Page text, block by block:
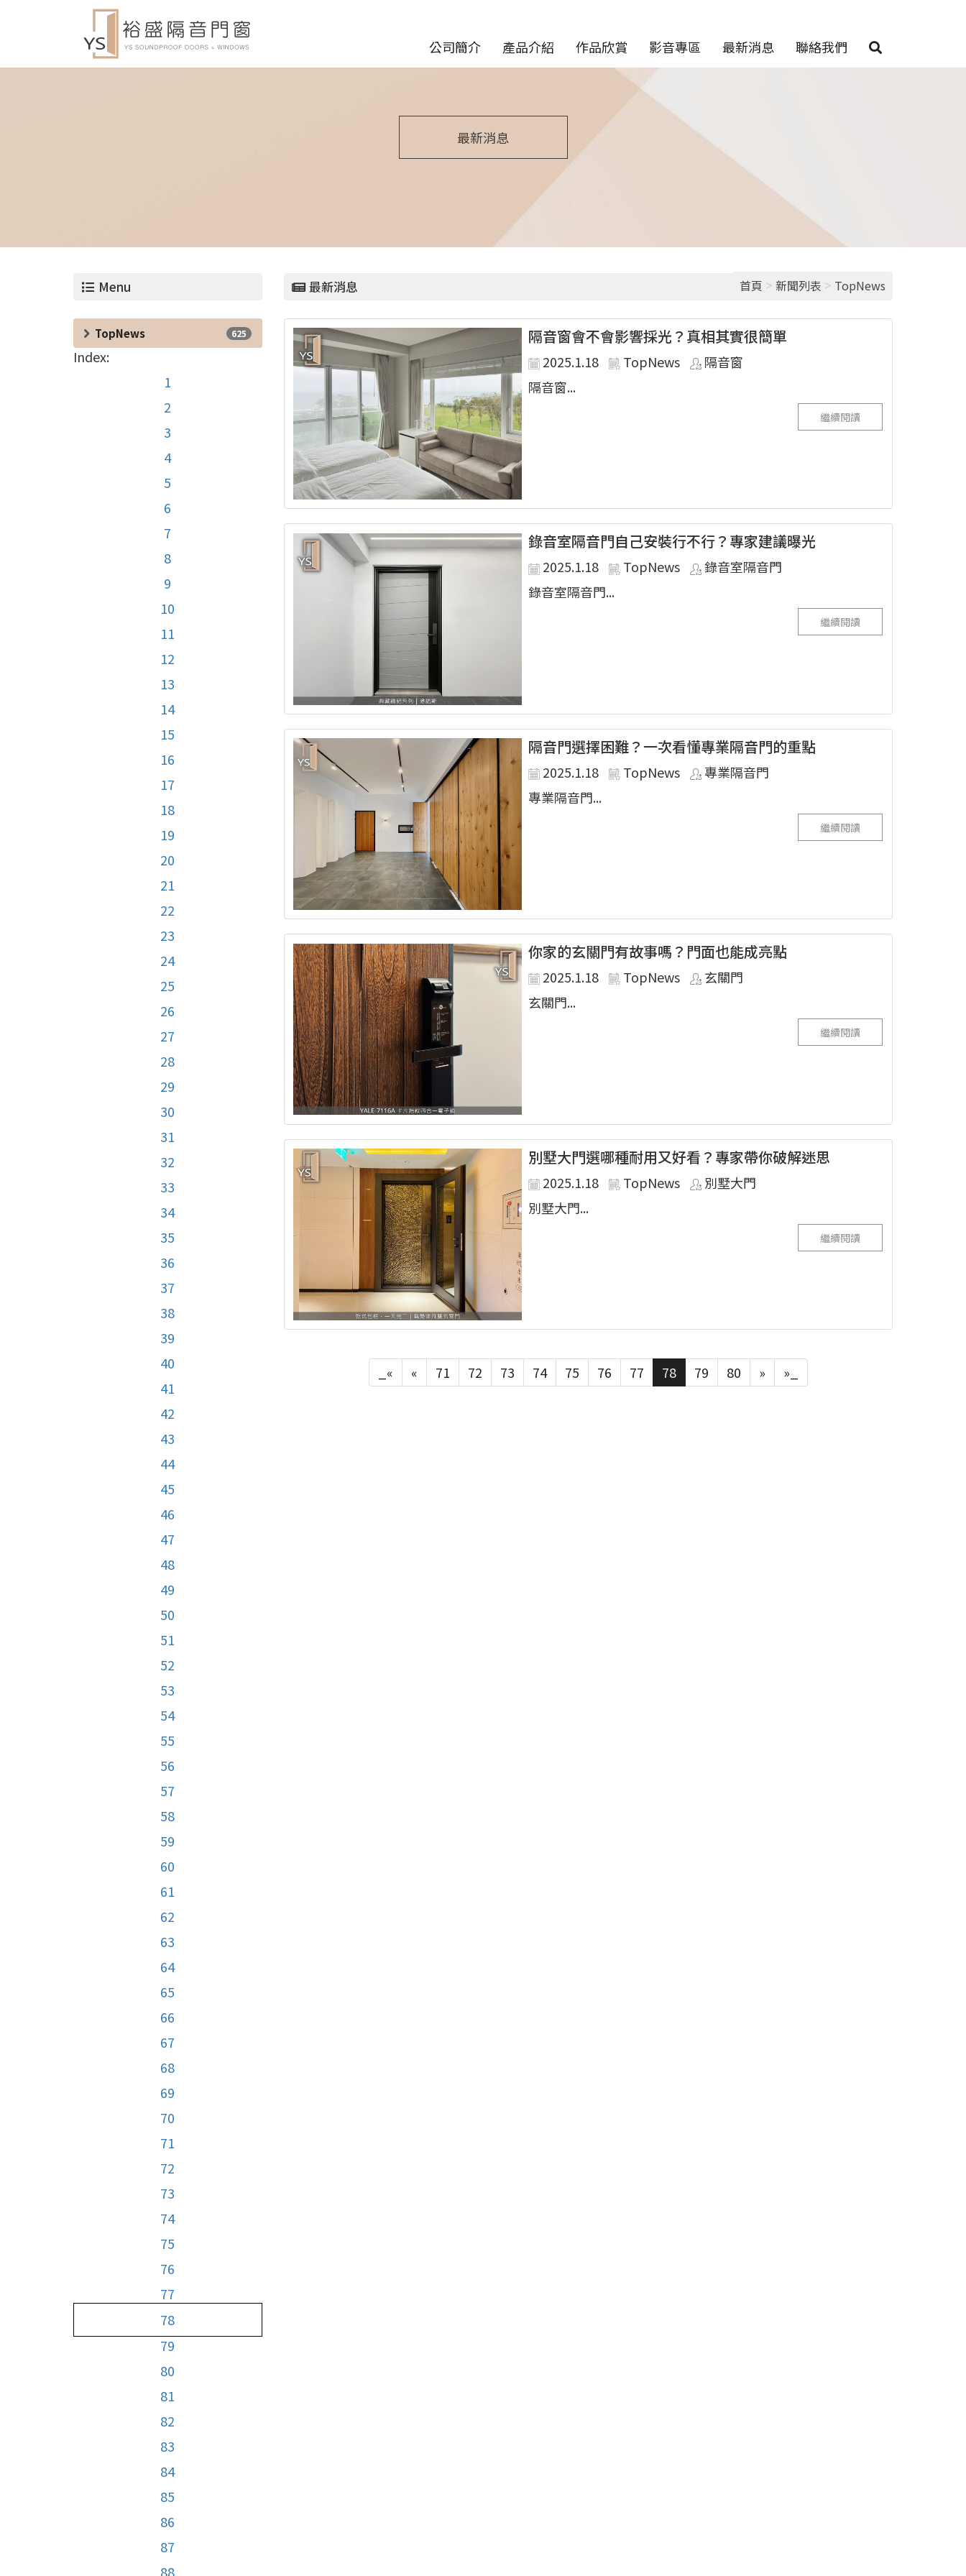
公司簡介 產品介紹 作品欣賞 影音專區 最新消息 聯絡我們
最新消息
Menu
TopNews 625
Index:
1
2
3
4
5
6
7
8
9
10
11
12
13
14
15
16
17
18
19
20
21
22
23
24
25
26
27
28
29
30
31
32
33
34
35
36
37
38
39
40
41
42
43
44
45
46
47
48
49
50
51
52
53
54
55
56
57
58
59
60
61
62
63
64
65
66
67
68
69
70
71
72
73
74
75
76
77
78
79
80
81
82
83
84
85
86
87
88
最新消息 首頁 > 新聞列表 > TopNews
隔音窗會不會影響採光？真相其實很簡單
2025.1.18 TopNews
隔音窗
隔音窗...
繼續閱讀
錄音室隔音門自己安裝行不行？專家建議曝光
2025.1.18 TopNews
錄音室隔音門
錄音室隔音門...
繼續閱讀
隔音門選擇困難？一次看懂專業隔音門的重點
2025.1.18 TopNews
專業隔音門
專業隔音門...
繼續閱讀
你家的玄關門有故事嗎？門面也能成亮點
2025.1.18 TopNews
玄關門
玄關門...
繼續閱讀
別墅大門選哪種耐用又好看？專家帶你破解迷思
2025.1.18 TopNews
別墅大門
別墅大門...
繼續閱讀
_« « 71 72 73 74 75 76 77 78 79 80 » »_